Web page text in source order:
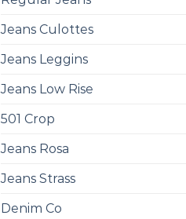
Jeans Culottes
Jeans Leggins
Jeans Low Rise
501 Crop
Jeans Rosa
Jeans Strass
Denim Co